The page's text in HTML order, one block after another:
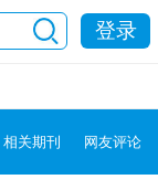
登录
相关期刊 网友评论